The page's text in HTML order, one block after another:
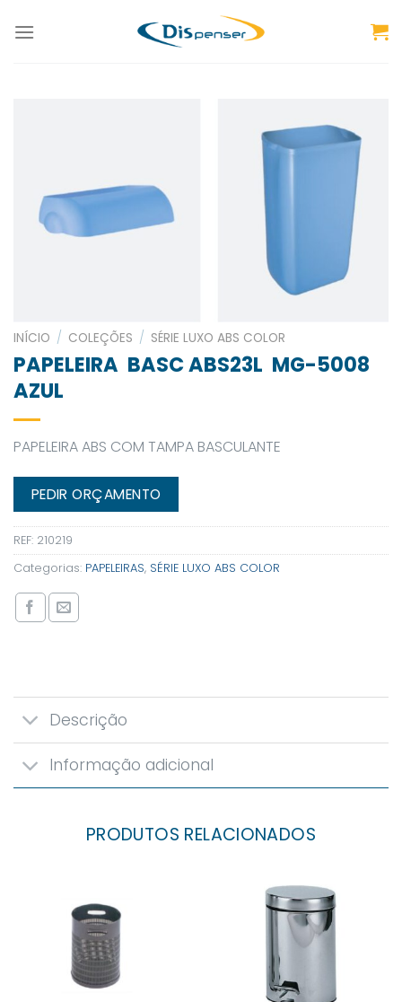
INÍCIO / COLEÇÕES / SÉRIE LUXO ABS COLOR
PAPELEIRA BASC ABS23L MG-5008
AZUL
PAPELEIRA ABS COM TAMPA BASCULANTE
PEDIR ORÇAMENTO
REF: 210219
Categorias: PAPELEIRAS, SÉRIE LUXO ABS COLOR
Descrição
Informação adicional
PRODUTOS RELACIONADOS